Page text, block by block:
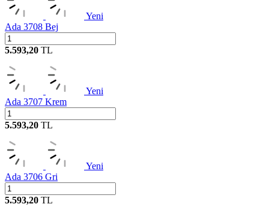
Yeni
Ada 3708 Bej
5.593,20 TL
Yeni
Ada 3707 Krem
5.593,20 TL
Yeni
Ada 3706 Gri
5.593,20 TL